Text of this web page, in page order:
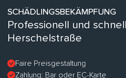
SCHÄDLINGSBEKÄMPFUNG
Professionell und
Herschelstraße
Faire Preisgestaltung
Zahlung: Bar oder EC-Karte